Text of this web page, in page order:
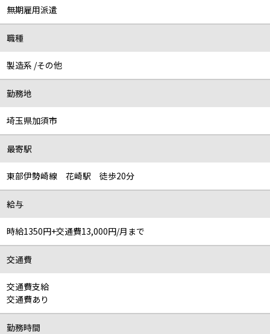
無期雇用派遣
職種
製造系 /その他
勤務地
埼玉県加須市
最寄駅
東部伊勢崎線 花崎駅 徒歩20分
給与
時給1350円+交通費13,000円/月まで
交通費
交通費支給
交通費あり
勤務時間